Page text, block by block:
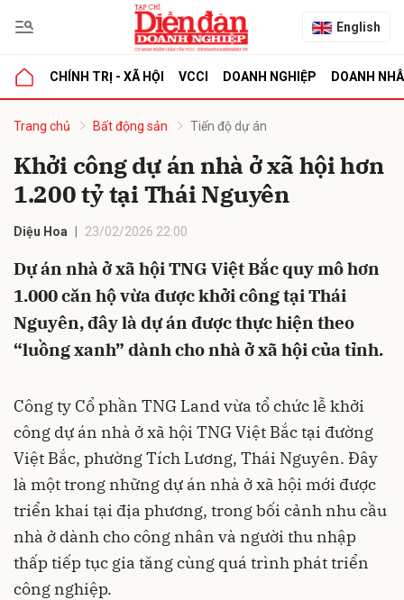
English
CHÍNH TRỊ - XÃ HỘI VCCI DOANH NGHIỆP DOANH
Trang chủ Bất động sản Tiến độ dự án
Khởi công dự án nhà ở xã hội hơn
1.200 tỷ tại Thái Nguyên
Diệu Hoa 23/02/2026 22:00
Dự án nhà ở xã hội TNG Việt Bắc quy mô hơn
1.000 căn hộ vừa được khởi công tại Thái
Nguyên, đây là dự án được thực hiện theo
“luồng xanh” dành cho nhà ở xã hội của tỉnh.
Công ty Cổ phần TNG Land vừa tổ chức lễ khởi
công dự án nhà ở xã hội TNG Việt Bắc tại đường
Việt Bắc, phường Tích Lương, Thái Nguyên. Đây
là một trong những dự án nhà ở xã hội mới được
triển khai tại địa phương, trong bối cảnh nhu cầu
nhà ở dành cho công nhân và người thu nhập
thấp tiếp tục gia tăng cùng quá trình phát triển
công nghiệp.
luận
Hủy